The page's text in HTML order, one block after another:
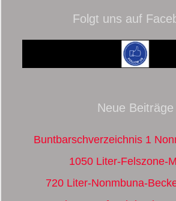
Folgt uns auf
Neue Beiträge
Buntbarschverzeichnis 1
1050 Liter-Felszone-
720 Liter-Nonmbuna-